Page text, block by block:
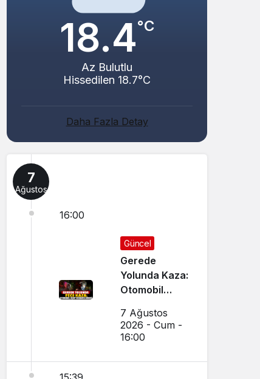
18.4°C
Az Bulutlu
Hissedilen 18.7°C
Daha Fazla Detay
7
Ağustos
16:00
Güncel
Gerede
Yolunda Kaza:
Otomobil
Hurdaya
Döndü
7 Ağustos
2026 - Cum -
16:00